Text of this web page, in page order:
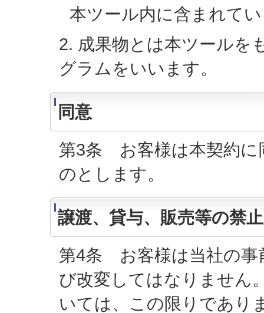
本ツール内に含まれて
2. 成果物とは本ツールを
グラムをいいます。
同意
第3条 お客様は本契約に
のとします。
譲渡、貸与、販売等の禁止
第4条 お客様は当社の事
び改変してはなりませ
いては、この限りであり